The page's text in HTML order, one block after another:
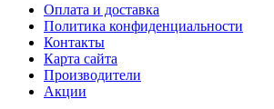
Оплата и доставка
Политика конфиденциальности
Контакты
Карта сайта
Производители
Акции